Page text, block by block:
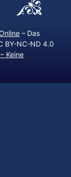
– Das
BY-NC-ND 4.0
Keine